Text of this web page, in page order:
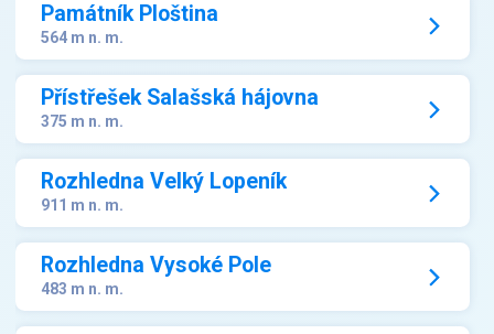
Památník Ploština
564 m n. m.
Přístřešek Salašská hájovna
375 m n. m.
Rozhledna Velký Lopeník
911 m n. m.
Rozhledna Vysoké Pole
483 m n. m.